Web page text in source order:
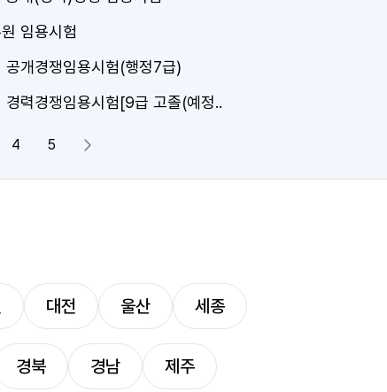
임용시험
개경쟁임용시험(행정7급)
력경쟁임용시험[9급 고졸(예정..
4 5
다음 페이지
대전 울산 세종
경북 경남 제주